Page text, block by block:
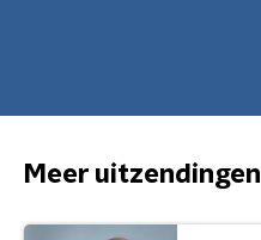
Meer uitzendingen